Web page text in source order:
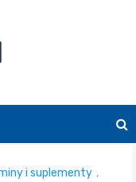
i suplementy ,